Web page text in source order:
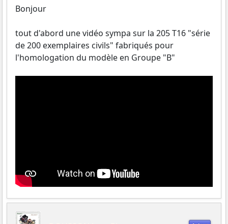
Bonjour
tout d'abord une vidéo sympa sur la 205 T16 "série
de 200 exemplaires civils" fabriqués pour
l'homologation du modèle en Groupe "B"